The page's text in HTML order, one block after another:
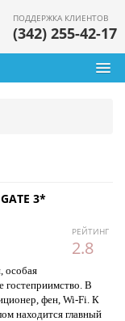
ПОДДЕРЖКА КЛИЕНТОВ
(342) 255-42-17
3*
РЕЙТИНГ
2.8
особая
гостеприимство. В
фен, Wi-Fi. К
находится главный